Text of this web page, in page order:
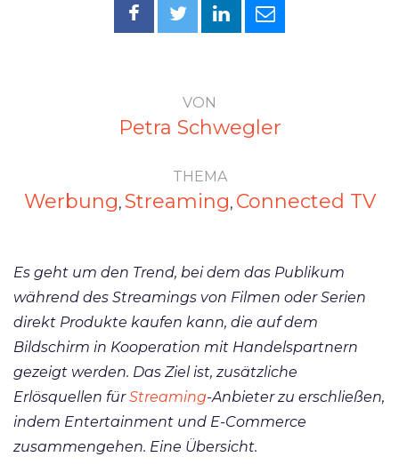
VON
Petra Schwegler
THEMA
Werbung, Streaming, Connected TV
Es geht um den Trend, bei dem das Publikum
während des Streamings von Filmen oder Serien
direkt Produkte kaufen kann, die auf dem
Bildschirm in Kooperation mit Handelspartnern
gezeigt werden. Das Ziel ist, zusätzliche
Erlösquellen fürStreaming-Anbieter zu erschließen,
indem Entertainment und E-Commerce
zusammengehen. Eine Übersicht.